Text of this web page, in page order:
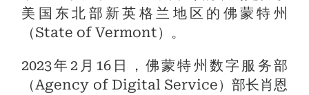
美国东北部新英格兰地区的佛蒙特州
（State of Vermont）。
2023年2月16日，佛蒙特州数字服务部
（Agency of Digital Service）部长肖恩